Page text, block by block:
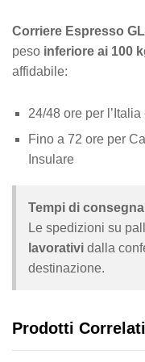
Corriere Espresso
peso inferiore ai 100
affidabile:
24/48 ore per
Fino a 72 ore per
Insulare
Tempi di
Le spedizioni su
lavorativi dalla
destinazione.
Prodotti Correlati